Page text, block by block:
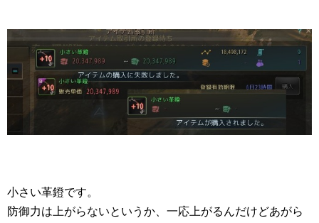
小さい革鐙です。
防御力は上がらないというか、一応上がるんだけどあがら